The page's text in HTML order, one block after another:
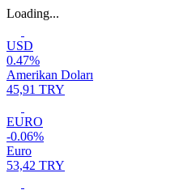
Loading...
USD
0.47%
Amerikan Doları
45,91 TRY
EURO
-0.06%
Euro
53,42 TRY